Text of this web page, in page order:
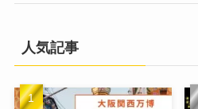
人気記事